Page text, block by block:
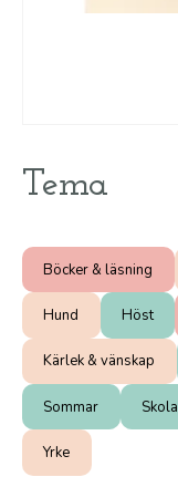
Tema
Böcker & läsning
Hund Höst
Kärlek & vänskap
Sommar Skola
Yrke